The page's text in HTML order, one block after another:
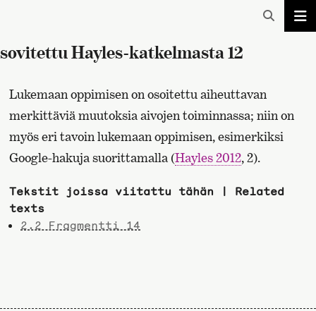
sovitettu Hayles-katkelmasta 12
Lukemaan oppimisen on osoitettu aiheuttavan
merkittäviä muutoksia aivojen toiminnassa; niin on
myös eri tavoin lukemaan oppimisen, esimerkiksi
Google-hakuja suorittamalla (Hayles 2012, 2).
Tekstit joissa viitattu tähän | Related
texts
2.2 Fragmentti 14